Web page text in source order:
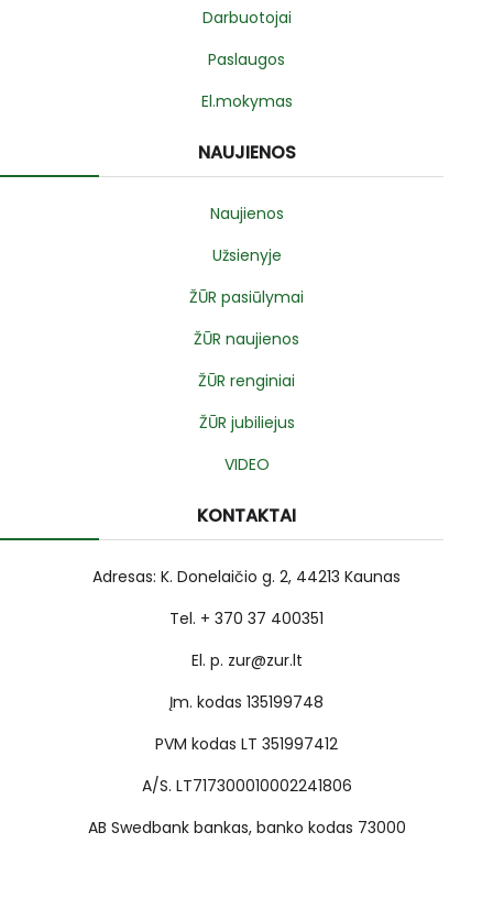
Darbuotojai
Paslaugos
El.mokymas
NAUJIENOS
Naujienos
Užsienyje
ŽŪR pasiūlymai
ŽŪR naujienos
ŽŪR renginiai
ŽŪR jubiliejus
VIDEO
KONTAKTAI
Adresas: K. Donelaičio g. 2, 44213 Kaunas
Tel. + 370 37 400351
El. p. zur@zur.lt
Įm. kodas 135199748
PVM kodas LT 351997412
A/S. LT717300010002241806
AB Swedbank bankas, banko kodas 73000